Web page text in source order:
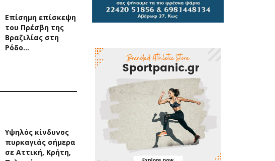
Επίσημη επίσκεψη
του Πρέσβη της
Βραζιλίας στη
Ρόδο…
Υψηλός κίνδυνος
πυρκαγιάς σήμερα
σε Αττική, Κρήτη,